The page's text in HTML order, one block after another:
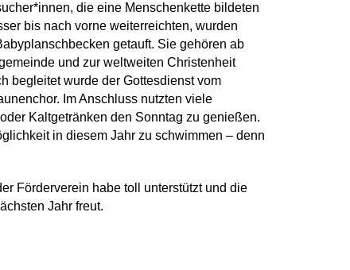
die eine Menschenkette bildeten
bis nach vorne weiterreichten, wurden
getauft. Sie gehören ab
und zur weltweiten Christenheit
begleitet wurde der Gottesdienst vom
Im Anschluss nutzten viele
Kaltgetränken den Sonntag zu genießen.
in diesem Jahr zu schwimmen – denn
Förderverein habe toll unterstützt und die
Jahr freut.